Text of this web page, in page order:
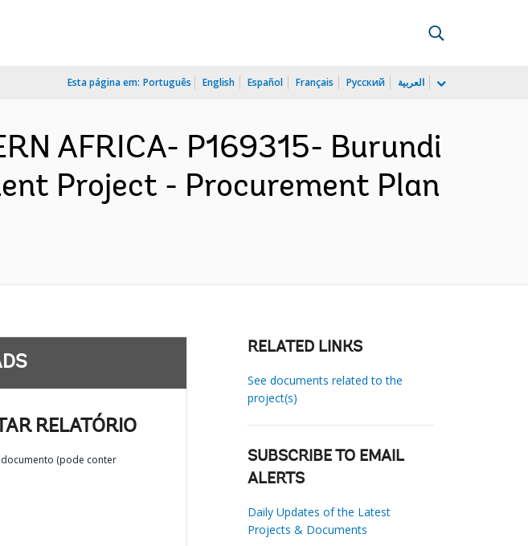
Esta página em: Português English Español Français Русский العربية
AFRICA- P169315- Burundi
Project - Procurement Plan
RELATÓRIO
(pode conter
RELATED LINKS
See documents related to the
project(s)
SUBSCRIBE TO EMAIL
ALERTS
Daily Updates of the Latest
Projects & Documents